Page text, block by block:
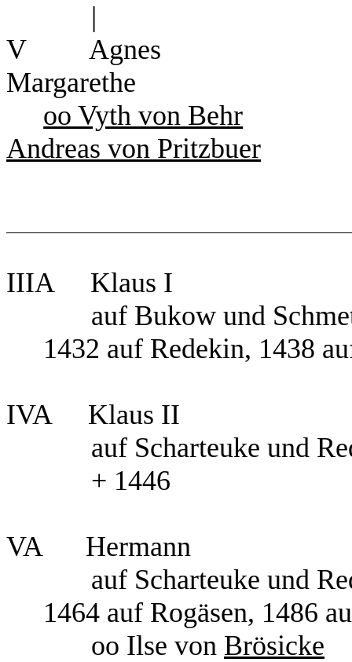
|
V
Margarethe
oo Vyth von Behr
Andreas von Pritzbuer
IIIA Klaus I
auf Bukow und
1432 auf Redekin, 1438
IVA Klaus II
auf Scharteuke und
+ 1446
VA Hermann
auf Scharteuke und
1464 auf Rogäsen, 1486
oo Ilse von Brösicke